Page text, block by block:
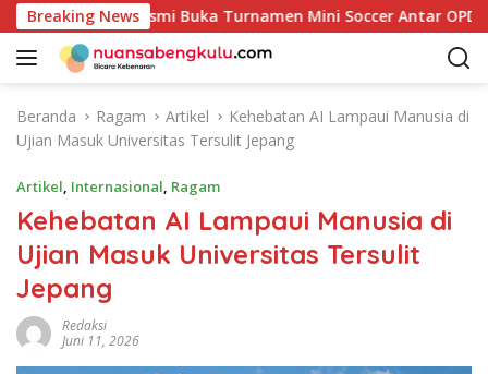
a
Breaking News
Kaur Resmi Buka Turnamen Mini Soccer Antar OPD
Beranda Ragam Artikel
Kehebatan AI Lampaui Manusia di
Ujian Masuk Universitas Tersulit Jepang
Artikel, Internasional, Ragam
Kehebatan AI Lampaui Manusia di
Ujian Masuk Universitas Tersulit
Jepang
Redaksi
Juni 11, 2026